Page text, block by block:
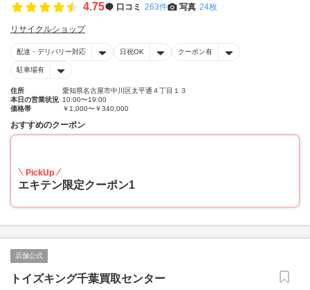
4.75 口コミ 263件 写真 24枚
リサイクルショップ
配達・デリバリー対応 日祝OK クーポン有
駐車場有
住所
愛知県名古屋市中川区太平通４丁目１３
本日の営業状況 10:00〜19:00
価格帯
￥1,000〜￥340,000
おすすめのクーポン
PickUp
エキテン限定クーポン1
店舗公式
トイズキング千葉買取センター